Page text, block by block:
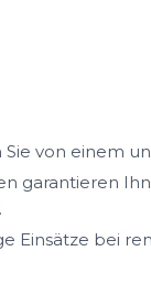
von einem
garantieren
Einsätze bei